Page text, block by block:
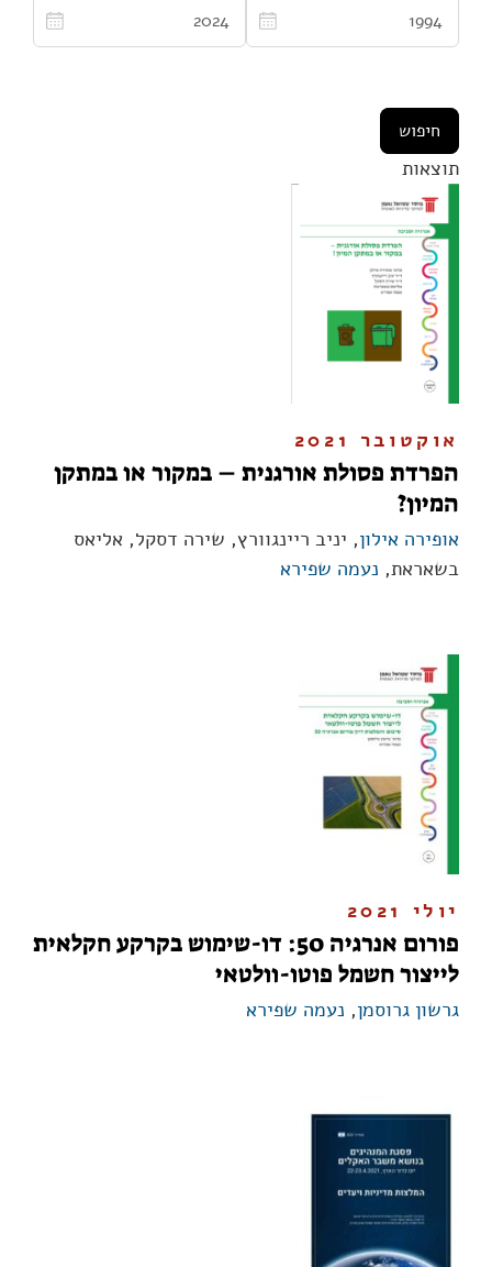
תוצאות
אוקטובר 2021
הפרדת פסולת אורגנית – במקור או במתקן
המיון?
אופירה אילון, יניב ריינגוורץ, שירה דסקל, אליאס
בשאראת, נעמה שפירא
יולי 2021
פורום אנרגיה 50: דו-שימוש בקרקע חקלאית
לייצור חשמל פוטו-וולטאי
גרשון גרוסמן, נעמה שפירא